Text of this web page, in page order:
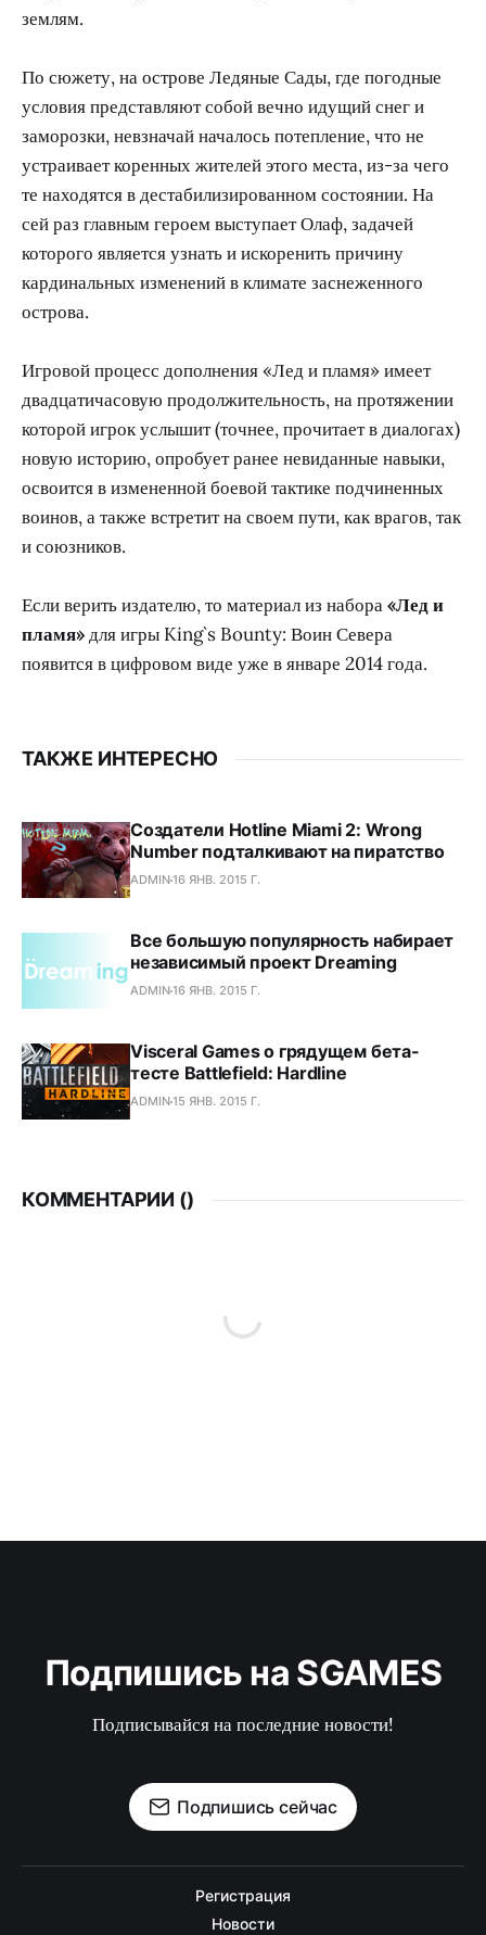
землям.
По сюжету, на острове Ледяные Сады, где погодные
условия представляют собой вечно идущий снег и
заморозки, невзначай началось потепление, что не
устраивает коренных жителей этого места, из-за чего
те находятся в дестабилизированном состоянии. На
сей раз главным героем выступает Олаф, задачей
которого является узнать и искоренить причину
кардинальных изменений в климате заснеженного
острова.
Игровой процесс дополнения «Лед и пламя» имеет
двадцатичасовую продолжительность, на протяжении
которой игрок услышит (точнее, прочитает в диалогах)
новую историю, опробует ранее невиданные навыки,
освоится в измененной боевой тактике подчиненных
воинов, а также встретит на своем пути, как врагов, так
и союзников.
Если верить издателю, то материал из набора«Лед и
пламя»для игры King`s Bounty: Воин Севера
появится в цифровом виде уже в январе 2014 года.
ТАКЖЕ ИНТЕРЕСНО
Создатели Hotline Miami 2: Wrong
Number подталкивают на пиратство
ADMIN16 ЯНВ. 2015 Г.
Все большую популярность набирает
независимый проект Dreaming
ADMIN16 ЯНВ. 2015 Г.
Visceral Games о грядущем бета-
тесте Battlefield: Hardline
ADMIN15 ЯНВ. 2015 Г.
КОММЕНТАРИИ ()
Подпишись на SGAMES
Подписывайся на последние новости!
Подпишись сейчас
Регистрация
Новости